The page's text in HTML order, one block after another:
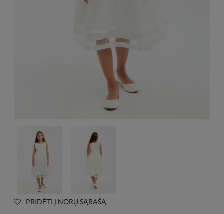
PRIDĖTI Į NORŲ SĄRAŠĄ